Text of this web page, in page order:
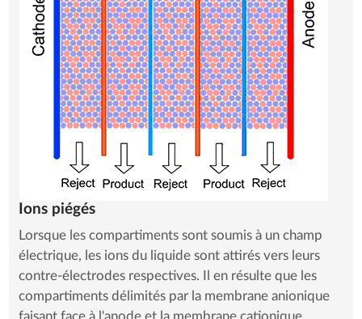
Ions piégés
Lorsque les compartiments sont soumis à un champ
électrique, les ions du liquide sont attirés vers leurs
contre-électrodes respectives. Il en résulte que les
compartiments délimités par la membrane anionique